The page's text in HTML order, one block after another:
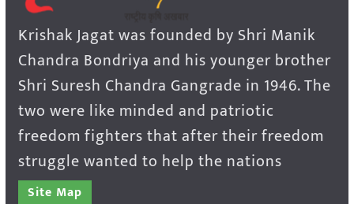
Krishak Jagat was founded by Shri Manik
Chandra Bondriya and his younger brother
Shri Suresh Chandra Gangrade in 1946. The
two were like minded and patriotic
freedom fighters that after their freedom
struggle wanted to help the nations
Site Map